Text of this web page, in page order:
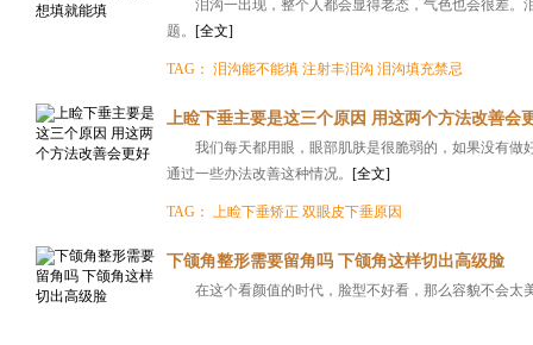
泪沟一出现，整个人都会显得老态，气色也会很差
题。 [全文]
TAG： 泪沟能不能填 注射丰泪沟 泪沟填充禁忌
上睑下垂主要是这三个原因 用这两个方法改善会
我们每天都用眼，眼部肌肤是很脆弱的，如果没有
通过一些办法改善这种情况。 [全文]
TAG： 上睑下垂矫正 双眼皮下垂原因
下颌角整形需要留角吗 下颌角这样切出高级脸
在这个看颜值的时代，脸型不好看，那么容貌不会